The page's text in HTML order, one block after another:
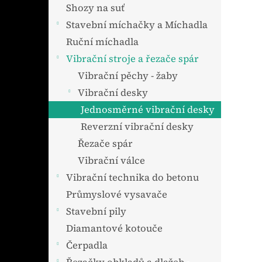
Shozy na suť
Stavební míchačky a Míchadla
Ruční míchadla
Vibrační stroje a řezače spár
Vibrační pěchy - žaby
Vibrační desky
Jednosměrné vibrační desky
Reverzní vibrační desky
Řezače spár
Vibrační válce
Vibrační technika do betonu
Průmyslové vysavače
Stavební pily
Diamantové kotouče
Čerpadla